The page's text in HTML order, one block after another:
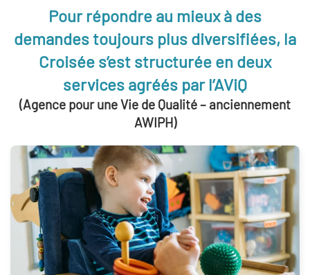
Pour répondre au mieux à des
demandes toujours plus diversifiées, la
Croisée s’est structurée en deux
services agréés par l’AViQ
(Agence pour une Vie de Qualité – anciennement
AWIPH)